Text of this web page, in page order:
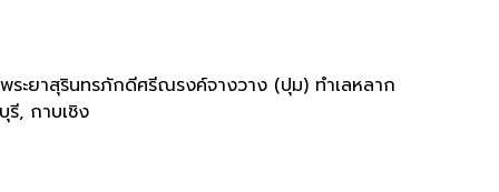
ะยาสุรินทรภักดีศรีณรงค์จางวาง (ปุม) ทำเลหลาก
รี, กาบเชิง